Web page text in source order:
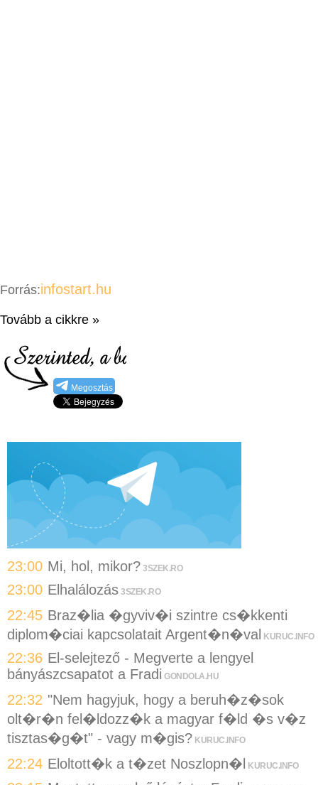
Forrás:infostart.hu
Tovább a cikkre »
Megosztás
23:00 Mi, hol, mikor? 3SZEK.RO
23:00 Elhalálozás 3SZEK.RO
22:45 Braz�lia �gyviv�i szintre cs�kkenti
diplom�ciai kapcsolatait Argent�n�val KURUC.INFO
22:36 El-selejtező - Megverte a lengyel
bányászcsapatot a Fradi GONDOLA.HU
22:32 "Nem hagyjuk, hogy a beruh�z�sok
olt�r�n fel�ldozz�k a magyar f�ld �s v�z
tisztas�g�t" - vagy m�gis? KURUC.INFO
22:24 Eloltott�k a t�zet Noszlopn�l KURUC.INFO